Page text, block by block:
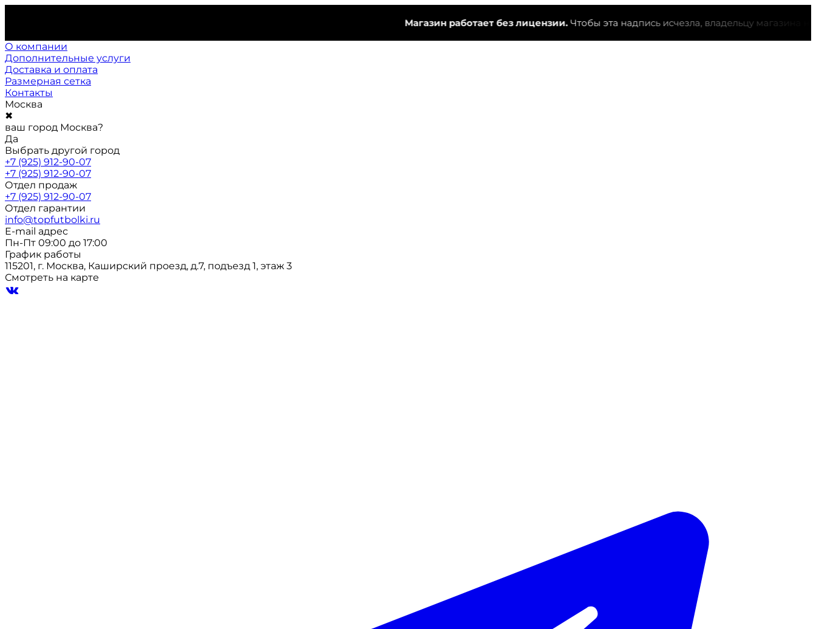
Магазин работает без лицензии.Чтобы эта надпись исчезла, владельцу магазина
О компании
Дополнительные услуги
Доставка и оплата
Размерная сетка
Контакты
Москва
✖
ваш город Москва?
Да
Выбрать другой город
+7 (925) 912-90-07
+7 (925) 912-90-07
Отдел продаж
+7 (925) 912-90-07
Отдел гарантии
info@topfutbolki.ru
E-mail адрес
Пн-Пт 09:00 до 17:00
График работы
115201, г. Москва, Каширский проезд, д.7, подъезд 1, этаж 3
Смотреть на карте